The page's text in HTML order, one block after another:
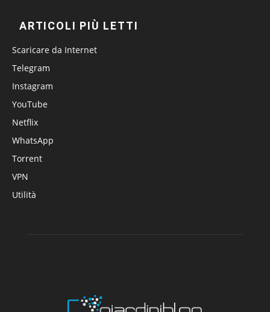
ARTICOLI PIÙ LETTI
Scaricare da Internet
Telegram
Instagram
YouTube
Netflix
WhatsApp
Torrent
VPN
Utilità